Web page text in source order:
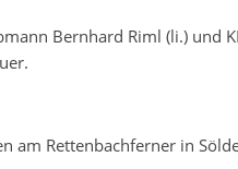
Bernhard Riml (li.) und
am Rettenbachferner in